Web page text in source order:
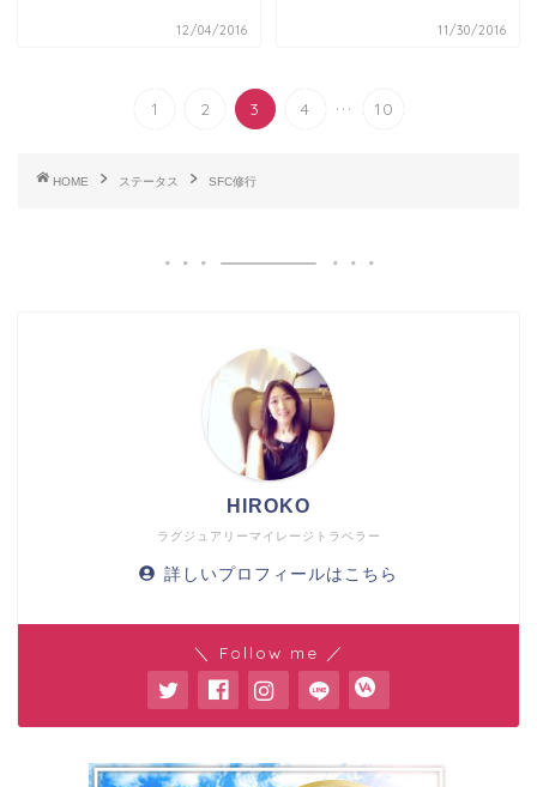
12/04/2016 11/30/2016
1 2 3 4 ... 10
HOME ステータス SFC修行
ラグジュアリーマイレージトラベラー
HIROKO
詳しいプロフィールはこちら
＼ Follow me ／